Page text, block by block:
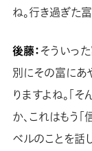
ね。行き過ぎた
後藤：そういっ
別にその富にあ
りますよね。「
か、これはもう
ベルのことを話